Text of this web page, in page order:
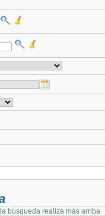
búsqueda realiza más arriba